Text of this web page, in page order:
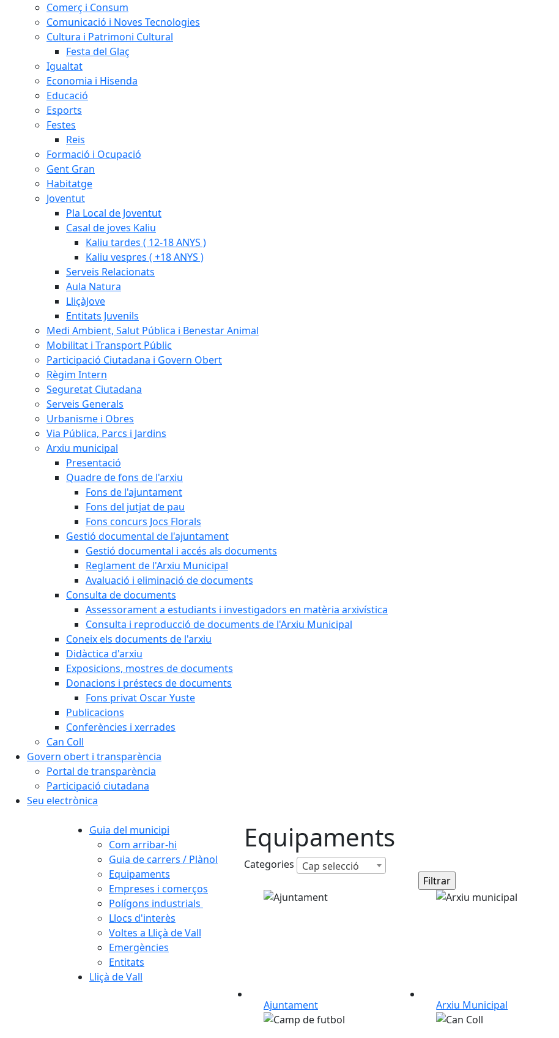
Comerç i Consum
Comunicació i Noves Tecnologies
Cultura i Patrimoni Cultural
Festa del Glaç
Igualtat
Economia i Hisenda
Educació
Esports
Festes
Reis
Formació i Ocupació
Gent Gran
Habitatge
Joventut
Pla Local de Joventut
Casal de joves Kaliu
Kaliu tardes ( 12-18 ANYS )
Kaliu vespres ( +18 ANYS )
Serveis Relacionats
Aula Natura
LliçàJove
Entitats Juvenils
Medi Ambient, Salut Pública i Benestar Animal
Mobilitat i Transport Públic
Participació Ciutadana i Govern Obert
Règim Intern
Seguretat Ciutadana
Serveis Generals
Urbanisme i Obres
Via Pública, Parcs i Jardins
Arxiu municipal
Presentació
Quadre de fons de l'arxiu
Fons de l'ajuntament
Fons del jutjat de pau
Fons concurs Jocs Florals
Gestió documental de l'ajuntament
Gestió documental i accés als documents
Reglament de l'Arxiu Municipal
Avaluació i eliminació de documents
Consulta de documents
Assessorament a estudiants i investigadors en matèria arxivística
Consulta i reproducció de documents de l'Arxiu Municipal
Coneix els documents de l'arxiu
Didàctica d'arxiu
Exposicions, mostres de documents
Donacions i préstecs de documents
Fons privat Oscar Yuste
Publicacions
Conferències i xerrades
Can Coll
Govern obert i transparència
Portal de transparència
Participació ciutadana
Seu electrònica
Guia del municipi
Com arribar-hi
Guia de carrers / Plànol
Equipaments
Empreses i comerços
Polígons industrials
Llocs d'interès
Voltes a Lliçà de Vall
Emergències
Entitats
Lliçà de Vall
Equipaments
Categories Cap selecció
Ajuntament Arxiu Municipal